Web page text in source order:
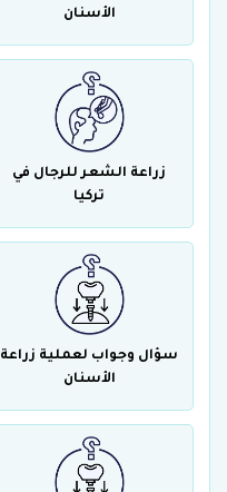
الأسنان
زراعة الشعر للرجال في
تركيا
سؤال وجواب لعملية زراعة
الأسنان